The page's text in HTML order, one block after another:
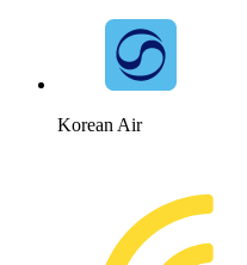
Korean Air